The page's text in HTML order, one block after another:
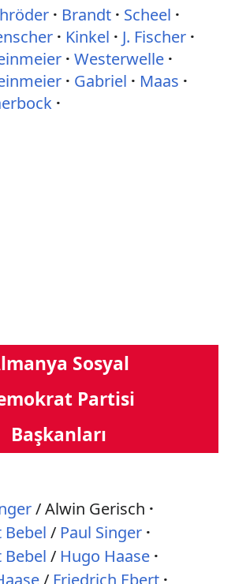
Brandt
Scheel
Kinkel
J. Fischer
Westerwelle
Gabriel
Maas
Sosyal
Partisi
Başkanları
/ Alwin Gerisch
/ Paul Singer
/ Hugo Haase
/ Friedrich Ebert